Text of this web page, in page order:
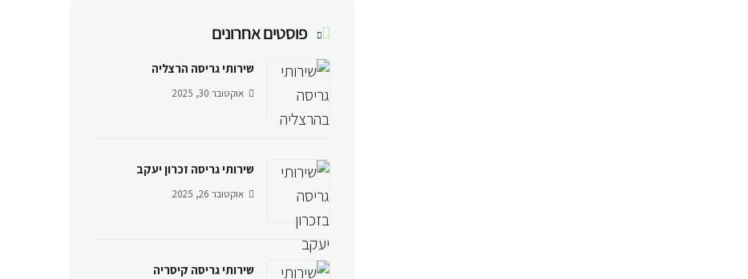
פוסטים אחרונים
שירותי גריסה הרצליה
אוקטובר 30, 2025
שירותי גריסה זכרון יעקב
אוקטובר 26, 2025
שירותי גריסה קיסריה